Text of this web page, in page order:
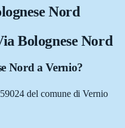
Nord
Bolognese Nord
Nord a Vernio?
del comune di Vernio